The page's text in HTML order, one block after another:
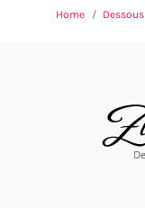
Home Dessous